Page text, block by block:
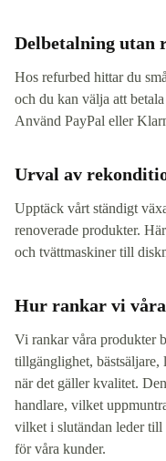
Delbetalning utan
Hos refurbed hittar du
och du kan välja att
Använd PayPal eller
Urval av
Upptäck vårt ständigt
renoverade produkter.
och tvättmaskiner till
Hur rankar vi
Vi rankar våra produkter
tillgänglighet, bästsäljare,
när det gäller kvalitet.
handlare, vilket
vilket i slutändan leder
för våra kunder.